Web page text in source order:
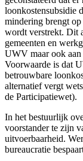
loonkostensubsidie
mindering brengt
wordt verstrekt. Dit
gemeenten en
UWV maar ook aan
Voorwaarde is dat
betrouwbare
alternatief vergt
de Participatiewet).
In het bestuurlijk
voorstander te zijn
uitvoerbaarheid.
bureaucratie